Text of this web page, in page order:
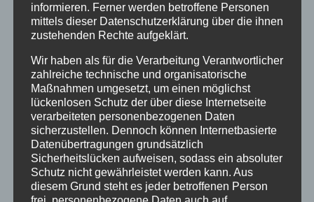
18. Internationale Älplerletze mit Bergmesse
auf dem Fellhornder Klassiker zum Abschluss des
Bergsommers findet diesmal wieder auf dem
Fellhorn statt.
Sonntag, 24.09.2017 11:00 Uhr, Fellhorn Station
informieren. Ferner werden betroffene Personen
mittels dieser Datenschutzerklärung über die ihnen
zustehenden Rechte aufgeklärt.
Wir haben als für die Verarbeitung Verantwortlicher
zahlreiche technische und organisatorische
Maßnahmen umgesetzt, um einen möglichst
lückenlosen Schutz der über diese Internetseite
verarbeiteten personenbezogenen Daten
sicherzustellen. Dennoch können Internetbasierte
Datenübertragungen grundsätzlich
Sicherheitslücken aufweisen, sodass ein absoluter
Schutz nicht gewährleistet werden kann. Aus
diesem Grund steht es jeder betroffenen Person